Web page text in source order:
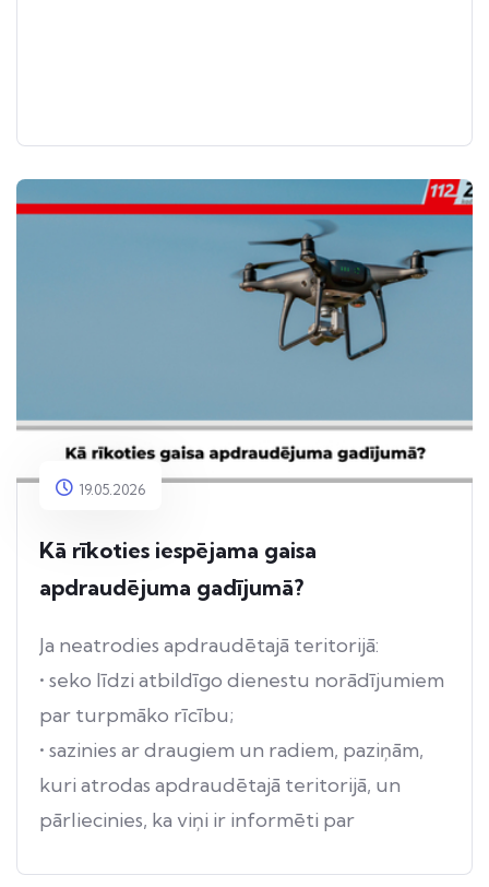
19.05.2026
Kā rīkoties iespējama gaisa
apdraudējuma gadījumā?
Ja neatrodies apdraudētajā teritorijā:
• seko līdzi atbildīgo dienestu norādījumiem
par turpmāko rīcību;
• sazinies ar draugiem un radiem, paziņām,
kuri atrodas apdraudētajā teritorijā, un
pārliecinies, ka viņi ir informēti par